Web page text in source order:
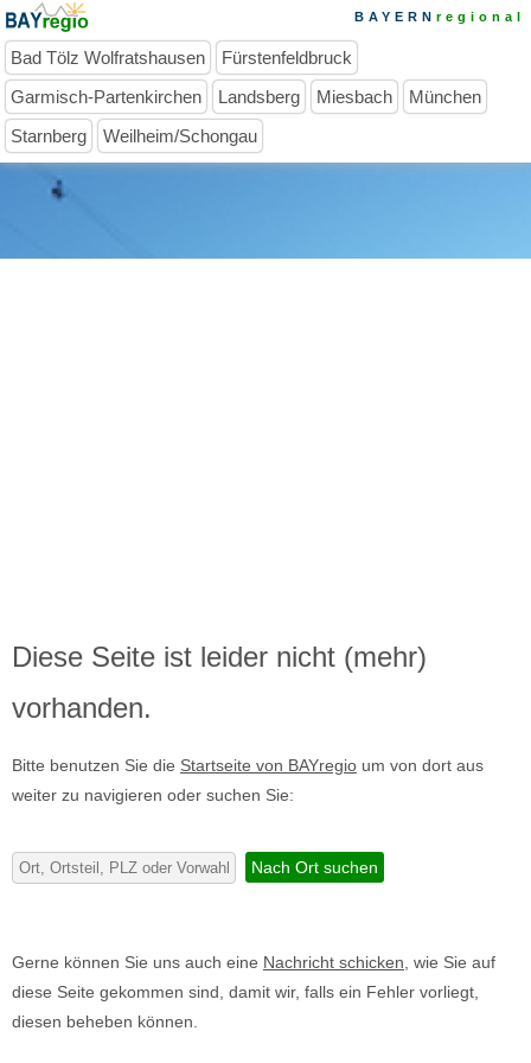
BAYERN regional
Bad Tölz Wolfratshausen
Fürstenfeldbruck
Garmisch-Partenkirchen
Landsberg Miesbach
München
Starnberg
Weilheim/Schongau
Diese Seite ist leider nicht (mehr)
vorhanden.
Bitte benutzen Sie die Startseite von BAYregio um von dort aus
weiter zu navigieren oder suchen Sie:
Gerne können Sie uns auch eine Nachricht schicken, wie Sie auf
diese Seite gekommen sind, damit wir, falls ein Fehler vorliegt,
diesen beheben können.